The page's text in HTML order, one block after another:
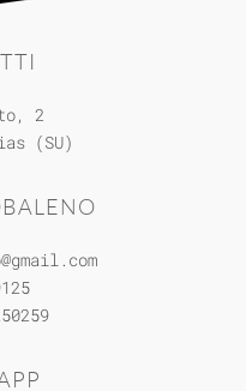
2
(SU)